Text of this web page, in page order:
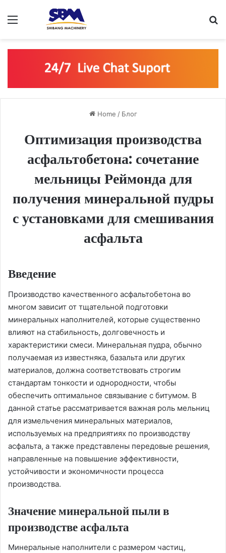
Home / Блог
Оптимизация производства
асфальтобетона: сочетание
мельницы Реймонда для
получения минеральной пудры
с установками для смешивания
асфальта
Введение
Производство качественного асфальтобетона во
многом зависит от тщательной подготовки
минеральных наполнителей, которые существенно
влияют на стабильность, долговечность и
характеристики смеси. Минеральная пудра, обычно
получаемая из известняка, базальта или других
материалов, должна соответствовать строгим
стандартам тонкости и однородности, чтобы
обеспечить оптимальное связывание с битумом. В
данной статье рассматривается важная роль мельниц
для измельчения минеральных материалов,
используемых на предприятиях по производству
асфальта, а также представлены передовые решения,
направленные на повышение эффективности,
устойчивости и экономичности процесса
производства.
Значение минеральной пыли в
производстве асфальта
Минеральные наполнители с размером частиц,